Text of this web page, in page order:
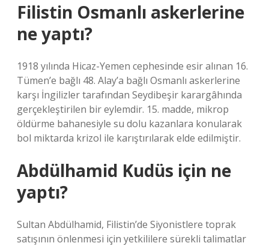
Filistin Osmanlı askerlerine
ne yaptı?
1918 yılında Hicaz-Yemen cephesinde esir alınan 16.
Tümen’e bağlı 48. Alay’a bağlı Osmanlı askerlerine
karşı İngilizler tarafından Seydibeşir karargâhında
gerçekleştirilen bir eylemdir. 15. madde, mikrop
öldürme bahanesiyle su dolu kazanlara konularak
bol miktarda krizol ile karıştırılarak elde edilmiştir.
Abdülhamid Kudüs için ne
yaptı?
Sultan Abdülhamid, Filistin’de Siyonistlere toprak
satışının önlenmesi için yetkililere sürekli talimatlar